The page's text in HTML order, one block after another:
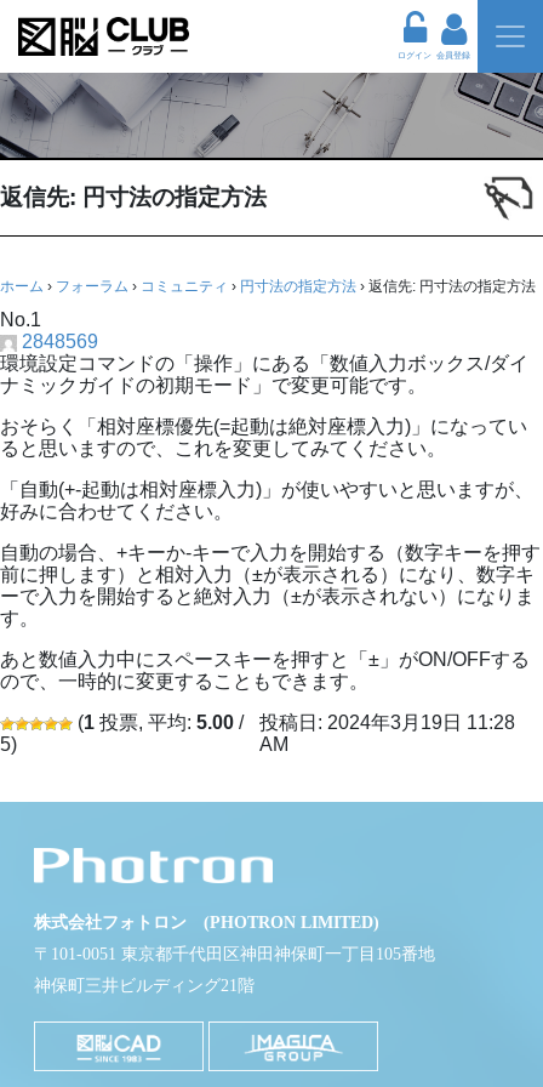
ログイン 会員登録
返信先: 円寸法の指定方法
ホーム › フォーラム › コミュニティ › 円寸法の指定方法 › 返信先: 円寸法の指定方法
No.1
2848569
環境設定コマンドの「操作」にある「数値入力ボックス/ダイ
ナミックガイドの初期モード」で変更可能です。
おそらく「相対座標優先(=起動は絶対座標入力)」になってい
ると思いますので、これを変更してみてください。
「自動(+-起動は相対座標入力)」が使いやすいと思いますが、
好みに合わせてください。
自動の場合、+キーか-キーで入力を開始する（数字キーを押す
前に押します）と相対入力（±が表示される）になり、数字キ
ーで入力を開始すると絶対入力（±が表示されない）になりま
す。
あと数値入力中にスペースキーを押すと「±」がON/OFFする
ので、一時的に変更することもできます。
(1 投票, 平均: 5.00 /
5)
投稿日: 2024年3月19日 11:28
AM
株式会社フォトロン (PHOTRON LIMITED)
〒101-0051 東京都千代田区神田神保町一丁目105番地
神保町三井ビルディング21階